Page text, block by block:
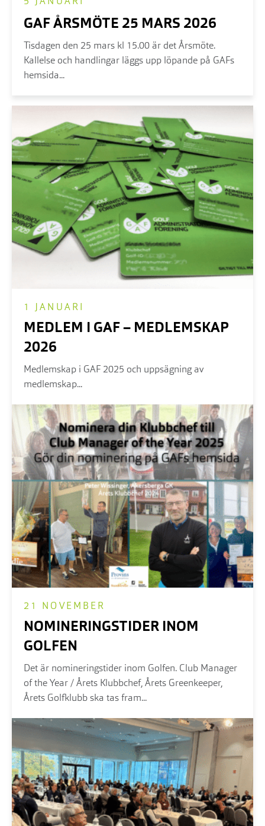
GAF ÅRSMÖTE 25 MARS 2026
Tisdagen den 25 mars kl 15.00 är det Årsmöte.
Kallelse och handlingar läggs upp löpande på GAFs
hemsida...
MEDLEM I GAF – MEDLEMSKAP
2026
1 JANUARI
Medlemskap i GAF 2025 och uppsägning av
medlemskap...
NOMINERINGSTIDER INOM
GOLFEN
21 NOVEMBER
Det är nomineringstider inom Golfen. Club Manager
of the Year / Årets Klubbchef, Årets Greenkeeper,
Årets Golfklubb ska tas fram...